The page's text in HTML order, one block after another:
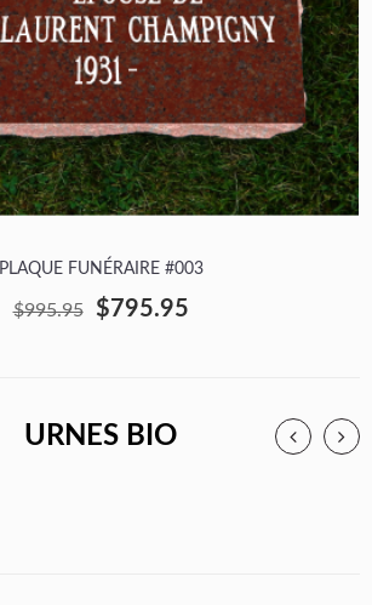
PLAQUE FUNÉRAIRE #003
$995.95 $795.95
URNES BIO